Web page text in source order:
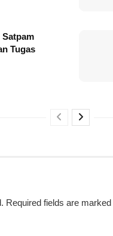
Tugas
Required fields are marked